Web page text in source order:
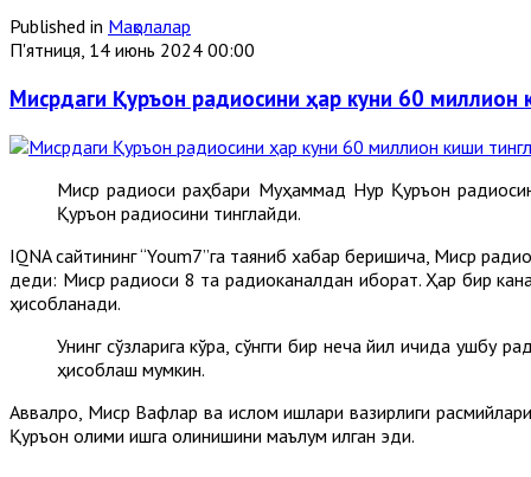
Published in Мақолалар
П'ятниця, 14 июнь 2024 00:00
Мисрдаги Қуръон радиосини ҳар куни 60 миллион
Миср радиоси раҳбари Муҳаммад Нур Қуръон
Қуръон радиосини тинглайди.
IQNA сайтининг “Youm7”га таяниб хабар беришича, Миср
деди: Миср радиоси 8 та радиоканалдан иборат. Ҳар бир
ҳисобланади.
Унинг сўзларига кўра, сўнгги бир неча йил ичида ушбу
ҳисоблаш мумкин.
Aввалроқ, Миср Вақфлар ва ислом ишлари вазирлиги
Қуръон олими ишга олинишини маълум қилган эди.